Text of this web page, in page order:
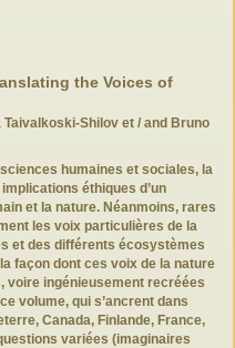
the Voices of
Shilov et / and Bruno
humaines et sociales, la
éthiques d’un
et la nature. Néanmoins, rares
les voix particulières de la
et des différents écosystèmes
façon dont ces voix de la nature
voire ingénieusement recréées
volume, qui s’ancrent dans
Canada, Finlande, France,
variées (imaginaires